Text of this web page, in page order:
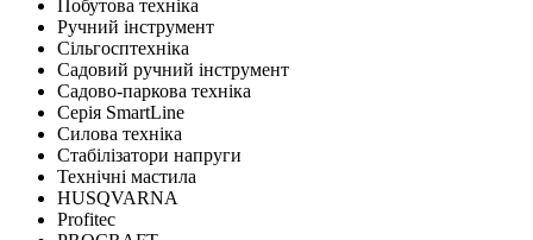
Побутова техніка
Ручний інструмент
Сільгосптехніка
Садовий ручний інструмент
Садово-паркова техніка
Серія SmartLine
Силова техніка
Стабілізатори напруги
Технічні мастила
HUSQVARNA
Profitec